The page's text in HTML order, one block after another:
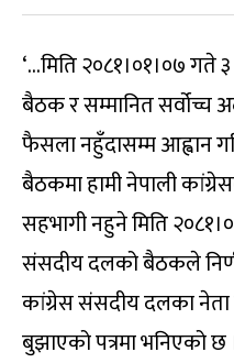
‘…मिति २०८१।०१।०७ गते
बैठक र सम्मानित सर्वोच्च
फैसला नहुँदासम्म आह्वान
बैठकमा हामी नेपाली
सहभागी नहुने मिति
संसदीय दलको बैठकले
कांग्रेस संसदीय दलका
बुझाएको पत्रमा भनिएको छ